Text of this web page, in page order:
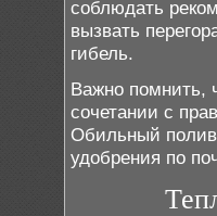
соблюдать
вызвать
гибель.
Важно помнить,
сочетании с
Обильный полив
удобрения по